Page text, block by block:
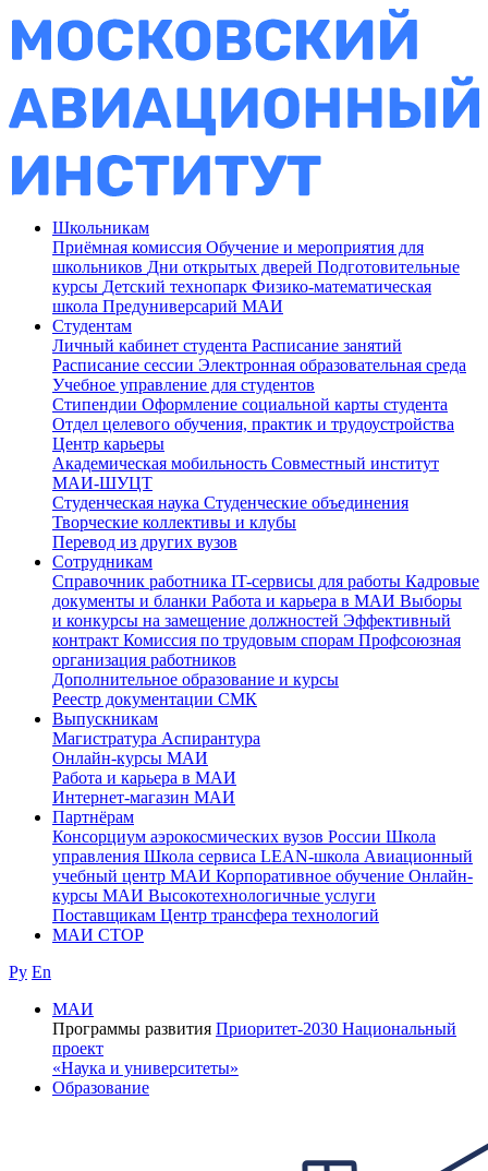
Школьникам
Приёмная комиссия Обучение и мероприятия для
школьников Дни открытых дверей Подготовительные
курсы Детский технопарк Физико-математическая
школа Предуниверсарий МАИ
Студентам
Личный кабинет студента Расписание занятий
Расписание сессии Электронная образовательная среда
Учебное управление для студентов
Стипендии Оформление социальной карты студента
Отдел целевого обучения, практик и трудоустройства
Центр карьеры
Академическая мобильность Совместный институт
МАИ-ШУЦТ
Студенческая наука Студенческие объединения
Творческие коллективы и клубы
Перевод из других вузов
Сотрудникам
Cправочник работника IT-сервисы для работы Кадровые
документы и бланки Работа и карьера в МАИ Выборы
и конкурсы на замещение должностей Эффективный
контракт Комиссия по трудовым спорам Профсоюзная
организация работников
Дополнительное образование и курсы
Реестр документации СМК
Выпускникам
Магистратура Аспирантура
Онлайн-курсы МАИ
Работа и карьера в МАИ
Интернет-магазин МАИ
Партнёрам
Консорциум аэрокосмических вузов России Школа
управления Школа сервиса LEAN-школа Авиационный
учебный центр МАИ Корпоративное обучение Онлайн-
курсы МАИ Высокотехнологичные услуги
Поставщикам Центр трансфера технологий
МАИ СТОР
Ру En
МАИ
Программы развития Приоритет-2030 Национальный
проект
«Наука и университеты»
Образование